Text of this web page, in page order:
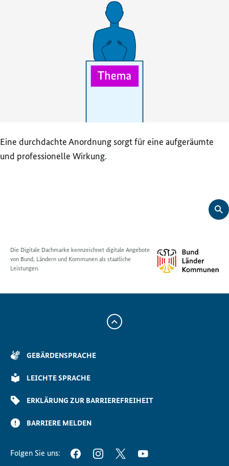
Eine durchdachte Anordnung sorgt für eine aufgeräumte
und professionelle Wirkung.
Die Digitale Dachmarke kennzeichnet digitale Angebote
von Bund, Ländern und Kommunen als staatliche
Leistungen.
Zum
GEBÄRDENSPRACHE
LEICHTE SPRACHE
ERKLÄRUNG ZUR BARRIEREFREIHEIT
BARRIERE MELDEN
Folgen Sie uns: FACEBOOKINSTAGRAM
TWITTERYOUTUBE